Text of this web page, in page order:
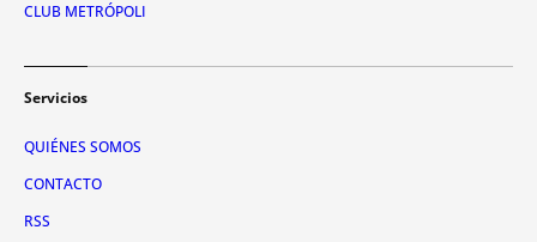
CLUB METRÓPOLI
Servicios
QUIÉNES SOMOS
CONTACTO
RSS